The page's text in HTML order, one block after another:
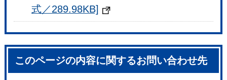
式／289.98KB]
このページの内容に関するお問い合わせ先